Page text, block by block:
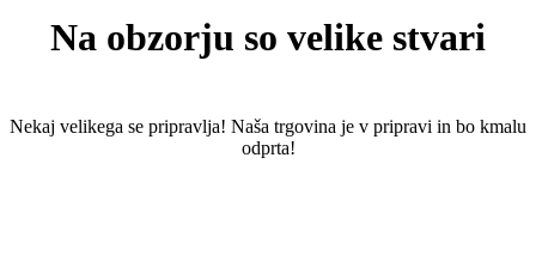
Na obzorju so velike stvari
Nekaj ​​velikega se pripravlja! Naša trgovina je v pripravi in ​​bo kmalu
odprta!